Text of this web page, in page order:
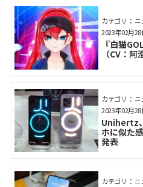
カテゴリ： ニ
『白猫
（CV：
2023年02月
カテゴリ： ニ
Unihertz
ホに似た
発表
2023年02月
カテゴリ： ニ